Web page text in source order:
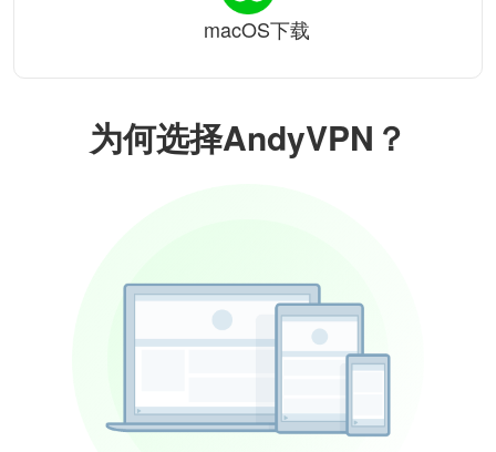
为何选择AndyVPN？
macOS下载